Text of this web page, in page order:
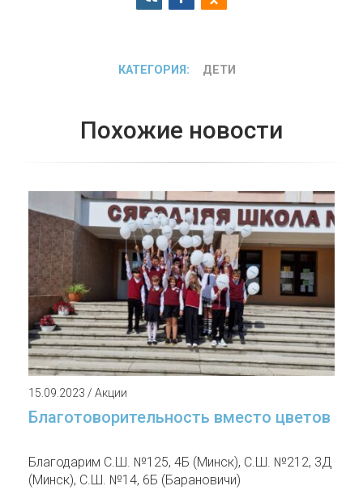
КАТЕГОРИЯ: ДЕТИ
Похожие новости
15.09.2023 / Акции
Благотоворительность вместо цветов
Благодарим С.Ш. №125, 4Б (Минск), С.Ш. №212, 3Д
(Минск), С.Ш. №14, 6Б (Барановичи)